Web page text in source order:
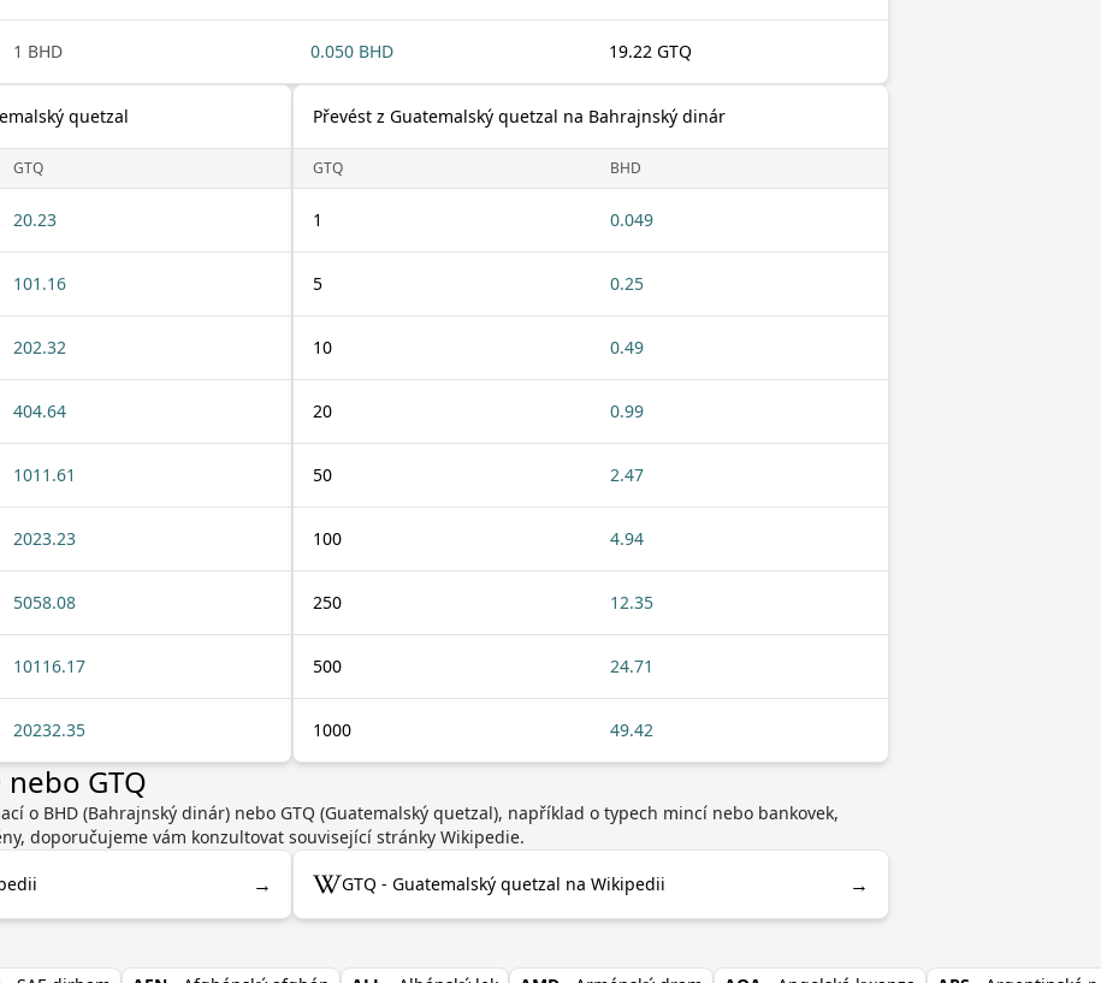
1 BHD 0.050 BHD 19.22 GTQ
quetzal
GTQ
20.23
101.16
202.32
404.64
1011.61
2023.23
5058.08
10116.17
20232.35
Převést z Guatemalský quetzal na Bahrajnský dinár
GTQ BHD
1 0.049
5 0.25
10 0.49
20 0.99
50 2.47
100 4.94
250 12.35
500 24.71
1000 49.42
GTQ
o BHD (Bahrajnský dinár) nebo GTQ (Guatemalský quetzal), například o typech mincí nebo bankovek,
doporučujeme vám konzultovat související stránky Wikipedie.
→ GTQ - Guatemalský quetzal na Wikipedii →